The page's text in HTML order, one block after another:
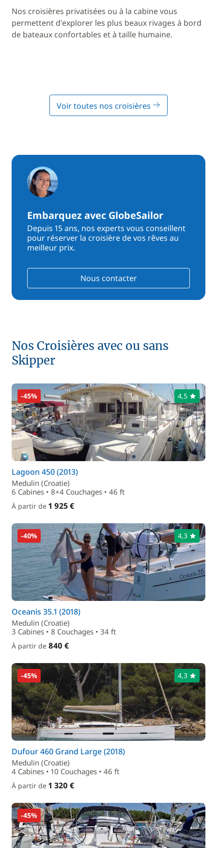
Nos croisières privatisées ou à la cabine vous
permettent d'explorer les plus beaux rivages à bord
de bateaux confortables et à taille humaine.
Voir toutes nos croisières
Embarquez avec GlobeSailor
Depuis 15 ans, nos experts vous conseillent
pour réserver la croisière de vos rêves au
meilleur prix.
Nous contacter
Nos Croisières avec ou sans
Skipper
-45% 4,5
Lagoon 450 (2013)
Medulin (Croatie)
6 Cabines • 8+4 Couchages • 46 ft
À partir de 1 925 €
-40% 4,3
Oceanis 35.1 (2018)
Medulin (Croatie)
3 Cabines • 8 Couchages • 34 ft
À partir de 840 €
-45% 4,3
Dufour 460 Grand Large (2018)
Medulin (Croatie)
4 Cabines • 10 Couchages • 46 ft
À partir de 1 320 €
-45%